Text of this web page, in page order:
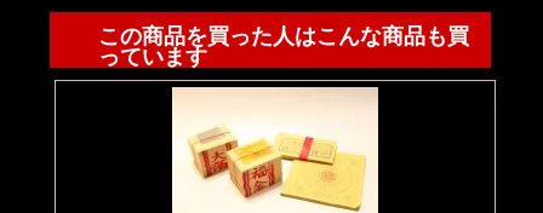
この商品を買った人はこんな商品も買
っています